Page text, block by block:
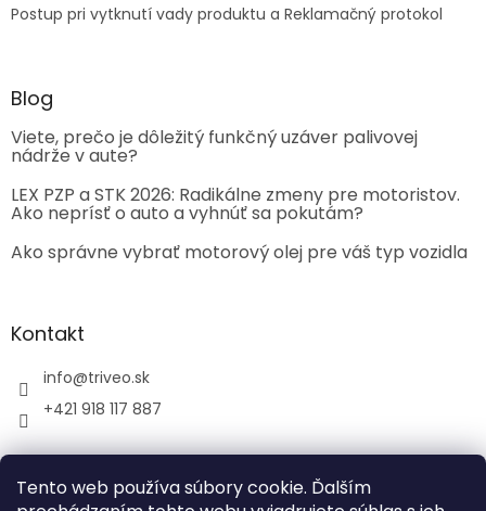
Tento web používa súbory cookie. Ďalším
Postup pri vytknutí vady produktu a Reklamačný protokol
Blog
Viete, prečo je dôležitý funkčný uzáver palivovej
nádrže v aute?
LEX PZP a STK 2026: Radikálne zmeny pre motoristov.
Ako neprísť o auto a vyhnúť sa pokutám?
Ako správne vybrať motorový olej pre váš typ vozidla
Kontakt
info@triveo.sk
+421 918 117 887